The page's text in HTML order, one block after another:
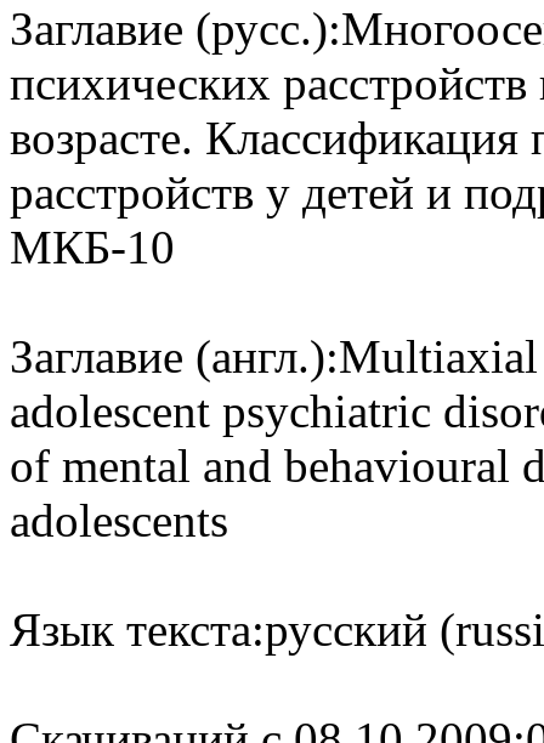
Заглавие (русс.):
психических
возрасте.
расстройств у детей и
МКБ-10
Заглавие (англ.):Multiaxial
adolescent psychiatric
of mental and behavioural
adolescents
Язык текста:русский